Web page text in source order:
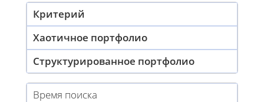
Критерий
Хаотичное портфолио
Структурированное портфолио
Время поиска